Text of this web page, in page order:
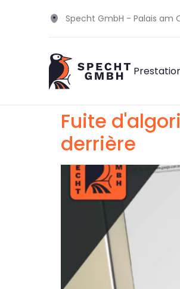
Specht GmbH - Palais am
Fuite
derrière